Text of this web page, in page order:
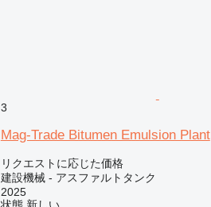
3
Mag-Trade Bitumen Emulsion Plant
リクエストに応じた価格
建設機械 - アスファルトタンク
2025